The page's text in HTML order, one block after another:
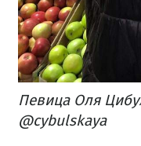
Певица Оля
@cybulskaya